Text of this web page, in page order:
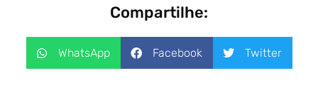
Compartilhe:
WhatsApp Facebook Twitter